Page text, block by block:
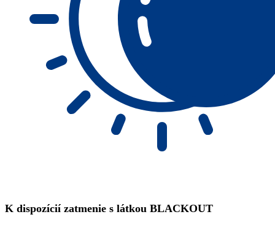
K dispozícií zatmenie s látkou BLACKOUT